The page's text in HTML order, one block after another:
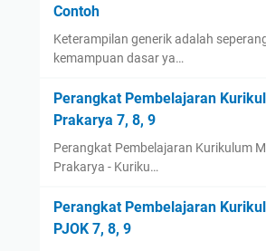
Contoh
Keterampilan generik adalah
kemampuan dasar ya…
Perangkat Pembelajaran
Prakarya 7, 8, 9
Perangkat Pembelajaran Kurikulum
Prakarya - Kuriku…
Perangkat Pembelajaran
PJOK 7, 8, 9